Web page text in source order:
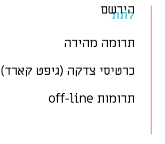
הירשם
לתת
תרומה מהירה
כרטיסי צדקה (גיפט קארד)
תרומות off-line